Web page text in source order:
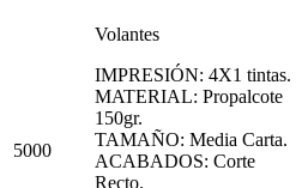
5000
Volantes
IMPRESIÓN: 4X1 tintas.
MATERIAL: Propalcote
150gr.
TAMAÑO: Media Carta.
ACABADOS: Corte
Recto.